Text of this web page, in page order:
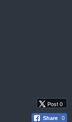
Post 0
Share 0